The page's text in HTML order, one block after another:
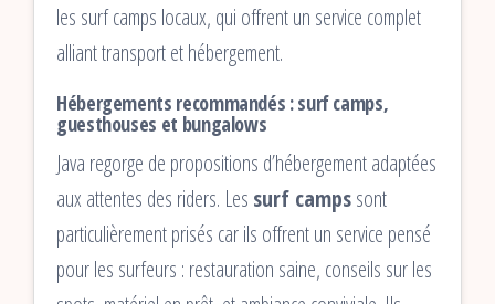
les surf camps locaux, qui offrent un service complet
alliant transport et hébergement.
Hébergements recommandés : surf camps,
guesthouses et bungalows
Java regorge de propositions d’hébergement adaptées
aux attentes des riders. Les surf campssont
particulièrement prisés car ils offrent un service pensé
pour les surfeurs : restauration saine, conseils sur les